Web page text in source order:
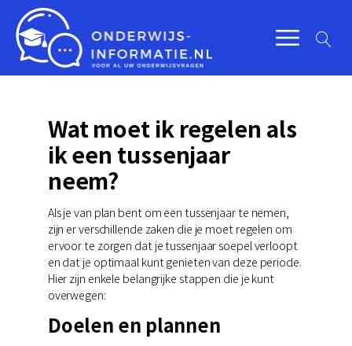
Wat moet ik regelen als
ik een tussenjaar
neem?
Als je van plan bent om een tussenjaar te nemen,
zijn er verschillende zaken die je moet regelen om
ervoor te zorgen dat je tussenjaar soepel verloopt
en dat je optimaal kunt genieten van deze periode.
Hier zijn enkele belangrijke stappen die je kunt
overwegen:
Doelen en plannen